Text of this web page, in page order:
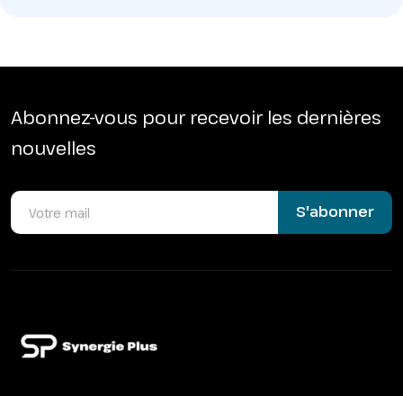
Abonnez-vous pour recevoir les dernières
nouvelles
S'abonner